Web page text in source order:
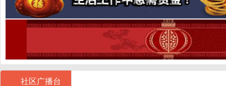
社区广播台